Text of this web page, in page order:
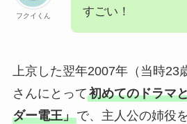
フクイくん
すごい！
上京した翌年2007年（当時23
さんにとって初めてのドラマ
ダー電王」で、主人公の姉役